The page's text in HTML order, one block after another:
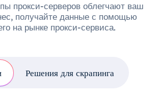
прокси-серверов облегчают ваш
получайте данные с помощью
на рынке прокси-сервиса.
Решения для скрапинга